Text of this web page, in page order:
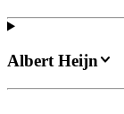
Albert Heijn